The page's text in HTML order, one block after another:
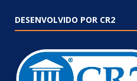
DESENVOLVIDO POR CR2